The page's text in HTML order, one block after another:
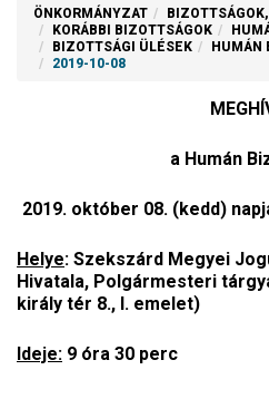
ÖNKORMÁNYZAT
KORÁBBI BIZOTTSÁGOK
BIZOTTSÁGI ÜLÉSEK
HUMÁN
2019-10-08
a Humán
2019. október 08. (kedd)
Helye: Szekszárd Megyei
Hivatala, Polgármesteri
király tér 8., I. emelet)
Ideje: 9 óra 30 perc